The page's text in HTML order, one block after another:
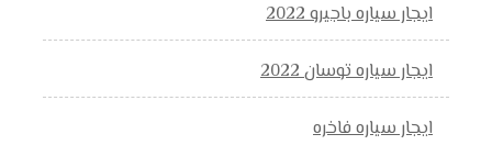
ايجار سياره باجيرو 2022
ايجار سياره توسان 2022
ايجار سياره فاخره